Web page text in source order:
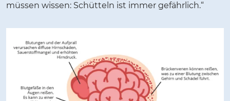
müssen wissen: Schütteln ist immer gefährlich.“